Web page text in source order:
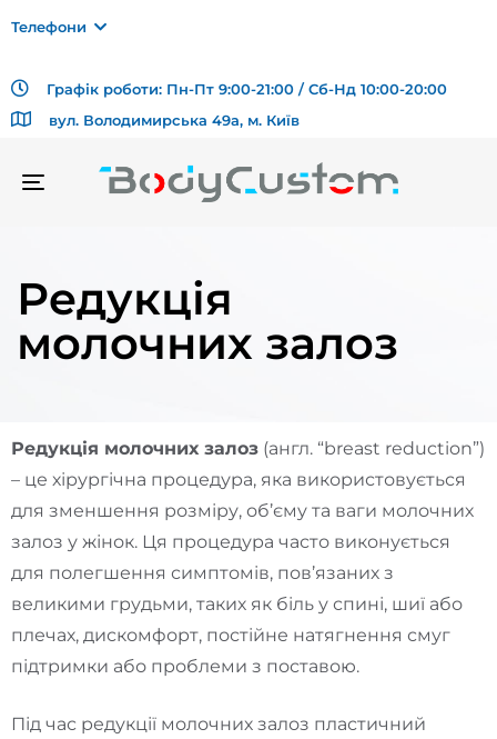
Телефони
Графік роботи: Пн-Пт 9:00-21:00 / Сб-Нд 10:00-20:00
вул. Володимирська 49а, м. Київ
TOGGLE
Редукція
молочних залоз
Редукція молочних залоз (англ. “breast reduction”)
– це хірургічна процедура, яка використовується
для зменшення розміру, об’єму та ваги молочних
залоз у жінок. Ця процедура часто виконується
для полегшення симптомів, пов’язаних з
великими грудьми, таких як біль у спині, шиї або
плечах, дискомфорт, постійне натягнення смуг
підтримки або проблеми з поставою.
Під час редукції молочних залоз пластичний